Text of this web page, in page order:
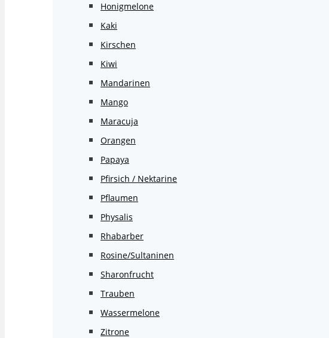
Honigmelone
Kaki
Kirschen
Kiwi
Mandarinen
Mango
Maracuja
Orangen
Papaya
Pfirsich / Nektarine
Pflaumen
Physalis
Rhabarber
Rosine/Sultaninen
Sharonfrucht
Trauben
Wassermelone
Zitrone